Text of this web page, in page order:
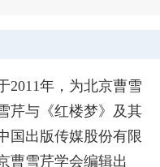
2011年，为北京曹雪
芹与《红楼梦》及其
国出版传媒股份有限
曹雪芹学会编辑出